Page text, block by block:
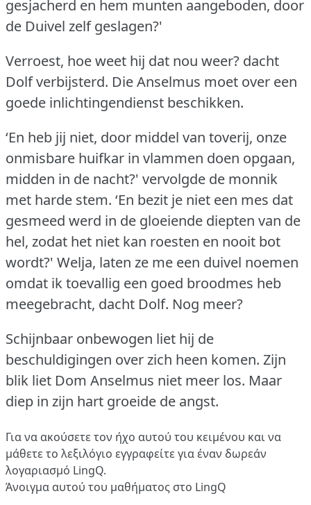
gesjacherd en hem munten aangeboden, door
de Duivel zelf geslagen?'
Verroest, hoe weet hij dat nou weer? dacht
Dolf verbijsterd. Die Anselmus moet over een
goede inlichtingendienst beschikken.
‘En heb jij niet, door middel van toverij, onze
onmisbare huifkar in vlammen doen opgaan,
midden in de nacht?' vervolgde de monnik
met harde stem. ‘En bezit je niet een mes dat
gesmeed werd in de gloeiende diepten van de
hel, zodat het niet kan roesten en nooit bot
wordt?' Welja, laten ze me een duivel noemen
omdat ik toevallig een goed broodmes heb
meegebracht, dacht Dolf. Nog meer?
Schijnbaar onbewogen liet hij de
beschuldigingen over zich heen komen. Zijn
blik liet Dom Anselmus niet meer los. Maar
diep in zijn hart groeide de angst.
Για να ακούσετε τον ήχο αυτού του κειμένου και να
μάθετε το λεξιλόγιο εγγραφείτε για έναν δωρεάν
λογαριασμό LingQ.
Άνοιγμα αυτού του μαθήματος στο LingQ